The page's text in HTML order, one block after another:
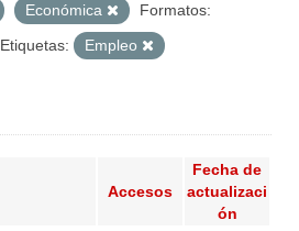
Económica
Formatos:
Etiquetas:
Empleo
Accesos
Fecha de
actualizaci
ón